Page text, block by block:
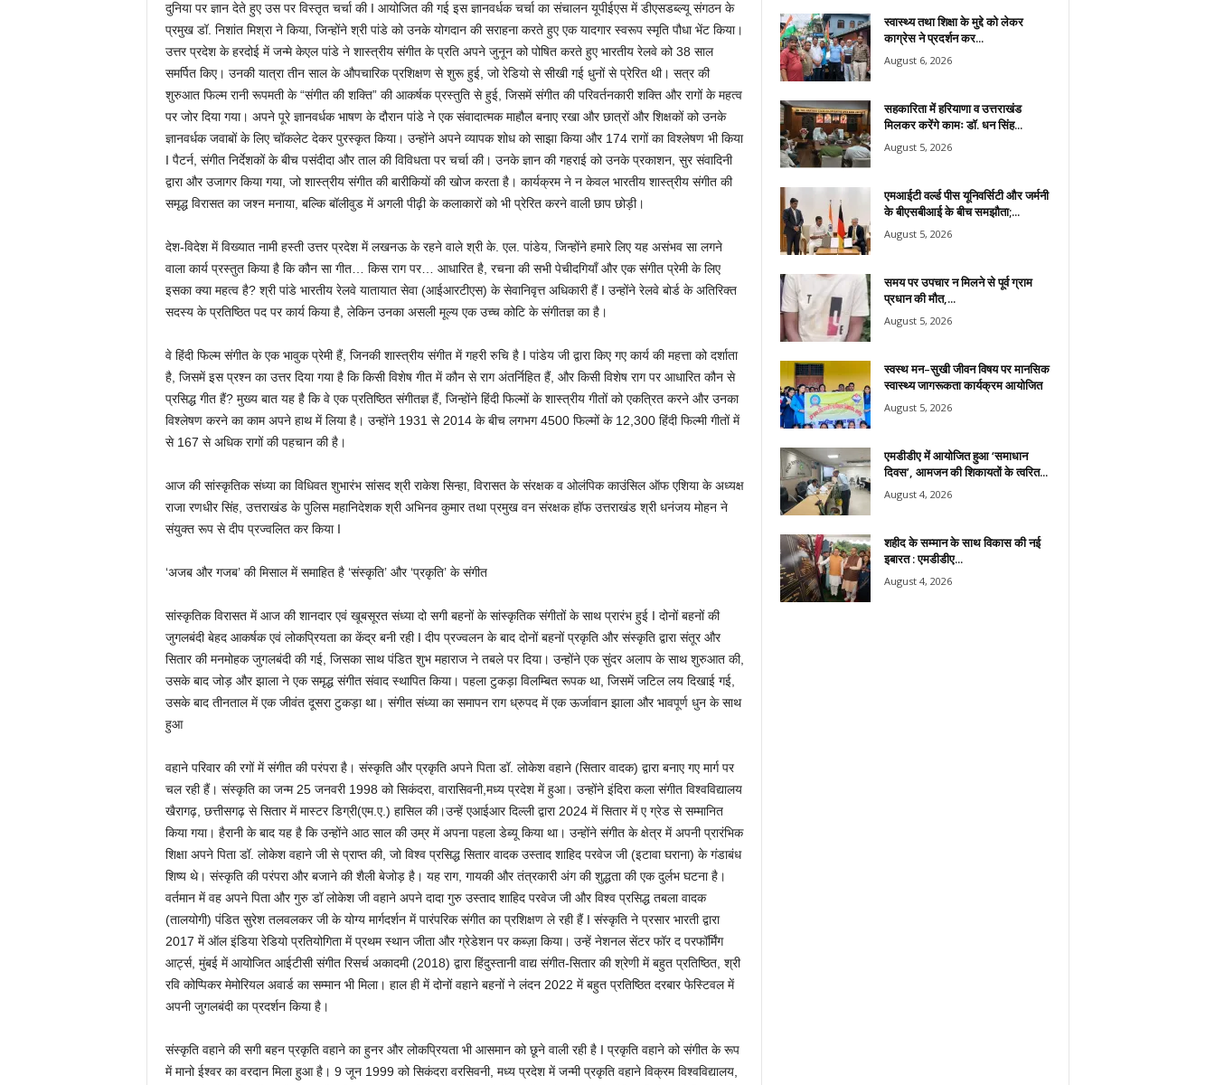
दुनिया पर ज्ञान देते हुए उस पर विस्तृत चर्चा की I आयोजित की गई इस ज्ञानवर्धक चर्चा का संचालन यूपीईएस में डीएसडब्ल्यू संगठन के
प्रमुख डॉ. निशांत मिश्रा ने किया, जिन्होंने श्री पांडे को उनके योगदान की सराहना करते हुए एक यादगार स्वरूप स्मृति पौधा भेंट किया।
उत्तर प्रदेश के हरदोई में जन्मे केएल पांडे ने शास्त्रीय संगीत के प्रति अपने जुनून को पोषित करते हुए भारतीय रेलवे को 38 साल
समर्पित किए। उनकी यात्रा तीन साल के औपचारिक प्रशिक्षण से शुरू हुई, जो रेडियो से सीखी गई धुनों से प्रेरित थी। सत्र की
शुरुआत फिल्म रानी रूपमती के “संगीत की शक्ति” की आकर्षक प्रस्तुति से हुई, जिसमें संगीत की परिवर्तनकारी शक्ति और रागों के महत्व
पर जोर दिया गया। अपने पूरे ज्ञानवर्धक भाषण के दौरान पांडे ने एक संवादात्मक माहौल बनाए रखा और छात्रों और शिक्षकों को उनके
ज्ञानवर्धक जवाबों के लिए चॉकलेट देकर पुरस्कृत किया। उन्होंने अपने व्यापक शोध को साझा किया और 174 रागों का विश्लेषण भी किया
I पैटर्न, संगीत निर्देशकों के बीच पसंदीदा और ताल की विविधता पर चर्चा की। उनके ज्ञान की गहराई को उनके प्रकाशन, सुर संवादिनी
द्वारा और उजागर किया गया, जो शास्त्रीय संगीत की बारीकियों की खोज करता है। कार्यक्रम ने न केवल भारतीय शास्त्रीय संगीत की
समृद्ध विरासत का जश्न मनाया, बल्कि बॉलीवुड में अगली पीढ़ी के कलाकारों को भी प्रेरित करने वाली छाप छोड़ी।
देश-विदेश में विख्यात नामी हस्ती उत्तर प्रदेश में लखनऊ के रहने वाले श्री के. एल. पांडेय, जिन्होंने हमारे लिए यह असंभव सा लगने
वाला कार्य प्रस्तुत किया है कि कौन सा गीत… किस राग पर… आधारित है, रचना की सभी पेचीदगियाँ और एक संगीत प्रेमी के लिए
इसका क्या महत्व है? श्री पांडे भारतीय रेलवे यातायात सेवा (आईआरटीएस) के सेवानिवृत्त अधिकारी हैं I उन्होंने रेलवे बोर्ड के अतिरिक्त
सदस्य के प्रतिष्ठित पद पर कार्य किया है, लेकिन उनका असली मूल्य एक उच्च कोटि के संगीतज्ञ का है।
वे हिंदी फिल्म संगीत के एक भावुक प्रेमी हैं, जिनकी शास्त्रीय संगीत में गहरी रुचि है I पांडेय जी द्वारा किए गए कार्य की महत्ता को दर्शाता
है, जिसमें इस प्रश्न का उत्तर दिया गया है कि किसी विशेष गीत में कौन से राग अंतर्निहित हैं, और किसी विशेष राग पर आधारित कौन से
प्रसिद्ध गीत हैं? मुख्य बात यह है कि वे एक प्रतिष्ठित संगीतज्ञ हैं, जिन्होंने हिंदी फिल्मों के शास्त्रीय गीतों को एकत्रित करने और उनका
विश्लेषण करने का काम अपने हाथ में लिया है। उन्होंने 1931 से 2014 के बीच लगभग 4500 फिल्मों के 12,300 हिंदी फिल्मी गीतों में
से 167 से अधिक रागों की पहचान की है।
आज की सांस्कृतिक संध्या का विधिवत शुभारंभ सांसद श्री राकेश सिन्हा, विरासत के संरक्षक व ओलंपिक काउंसिल ऑफ एशिया के अध्यक्ष
राजा रणधीर सिंह, उत्तराखंड के पुलिस महानिदेशक श्री अभिनव कुमार तथा प्रमुख वन संरक्षक हॉफ उत्तराखंड श्री धनंजय मोहन ने
संयुक्त रूप से दीप प्रज्वलित कर किया I
‘अजब और गजब’ की मिसाल में समाहित है ‘संस्कृति’ और ‘प्रकृति’ के संगीत
सांस्कृतिक विरासत में आज की शानदार एवं खूबसूरत संध्या दो सगी बहनों के सांस्कृतिक संगीतों के साथ प्रारंभ हुई I दोनों बहनों की
जुगलबंदी बेहद आकर्षक एवं लोकप्रियता का केंद्र बनी रही I दीप प्रज्वलन के बाद दोनों बहनों प्रकृति और संस्कृति द्वारा संतूर और
सितार की मनमोहक जुगलबंदी की गई, जिसका साथ पंडित शुभ महाराज ने तबले पर दिया। उन्होंने एक सुंदर अलाप के साथ शुरुआत की,
उसके बाद जोड़ और झाला ने एक समृद्ध संगीत संवाद स्थापित किया। पहला टुकड़ा विलम्बित रूपक था, जिसमें जटिल लय दिखाई गई,
उसके बाद तीनताल में एक जीवंत दूसरा टुकड़ा था। संगीत संध्या का समापन राग ध्रुपद में एक ऊर्जावान झाला और भावपूर्ण धुन के साथ
हुआ
वहाने परिवार की रगों में संगीत की परंपरा है। संस्कृति और प्रकृति अपने पिता डॉ. लोकेश वहाने (सितार वादक) द्वारा बनाए गए मार्ग पर
चल रही हैं। संस्कृति का जन्म 25 जनवरी 1998 को सिकंदरा, वारासिवनी,मध्य प्रदेश में हुआ। उन्होंने इंदिरा कला संगीत विश्वविद्यालय
खैरागढ़, छत्तीसगढ़ से सितार में मास्टर डिग्री(एम.ए.) हासिल की।उन्हें एआईआर दिल्ली द्वारा 2024 में सितार में ए ग्रेड से सम्मानित
किया गया। हैरानी के बाद यह है कि उन्होंने आठ साल की उम्र में अपना पहला डेब्यू किया था। उन्होंने संगीत के क्षेत्र में अपनी प्रारंभिक
शिक्षा अपने पिता डॉ. लोकेश वहाने जी से प्राप्त की, जो विश्व प्रसिद्ध सितार वादक उस्ताद शाहिद परवेज जी (इटावा घराना) के गंडाबंध
शिष्य थे। संस्कृति की परंपरा और बजाने की शैली बेजोड़ है। यह राग, गायकी और तंत्रकारी अंग की शुद्धता की एक दुर्लभ घटना है।
वर्तमान में वह अपने पिता और गुरु डॉ लोकेश जी वहाने अपने दादा गुरु उस्ताद शाहिद परवेज जी और विश्व प्रसिद्ध तबला वादक
(तालयोगी) पंडित सुरेश तलवलकर जी के योग्य मार्गदर्शन में पारंपरिक संगीत का प्रशिक्षण ले रही हैं I संस्कृति ने प्रसार भारती द्वारा
2017 में ऑल इंडिया रेडियो प्रतियोगिता में प्रथम स्थान जीता और ग्रेडेशन पर कब्ज़ा किया। उन्हें नेशनल सेंटर फॉर द परफॉर्मिंग
आर्ट्स, मुंबई में आयोजित आईटीसी संगीत रिसर्च अकादमी (2018) द्वारा हिंदुस्तानी वाद्य संगीत-सितार की श्रेणी में बहुत प्रतिष्ठित, श्री
रवि कोप्पिकर मेमोरियल अवार्ड का सम्मान भी मिला। हाल ही में दोनों वहाने बहनों ने लंदन 2022 में बहुत प्रतिष्ठित दरबार फेस्टिवल में
अपनी जुगलबंदी का प्रदर्शन किया है।
संस्कृति वहाने की सगी बहन प्रकृति वहाने का हुनर और लोकप्रियता भी आसमान को छूने वाली रही है I प्रकृति वहाने को संगीत के रूप
में मानो ईश्वर का वरदान मिला हुआ है। 9 जून 1999 को सिकंदरा वरसिवनी, मध्य प्रदेश में जन्मी प्रकृति वहाने विक्रम विश्वविद्यालय,
स्वास्थ्य तथा शिक्षा के मुद्दे को लेकर
काग्रेस ने प्रदर्शन कर...
August 6, 2026
सहकारिता में हरियाणा व उत्तराखंड
मिलकर करेंगे कामः डाॅ. धन सिंह...
August 5, 2026
एमआईटी वर्ल्ड पीस यूनिवर्सिटी और जर्मनी
के बीएसबीआई के बीच समझौता;...
August 5, 2026
समय पर उपचार न मिलने से पूर्व ग्राम
प्रधान की मौत,...
August 5, 2026
स्वस्थ मन–सुखी जीवन विषय पर मानसिक
स्वास्थ्य जागरूकता कार्यक्रम आयोजित
August 5, 2026
एमडीडीए में आयोजित हुआ ‘समाधान
दिवस’, आमजन की शिकायतों के त्वरित...
August 4, 2026
शहीद के सम्मान के साथ विकास की नई
इबारत : एमडीडीए...
August 4, 2026